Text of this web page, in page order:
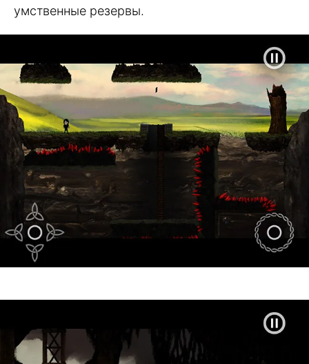
умственные резервы.